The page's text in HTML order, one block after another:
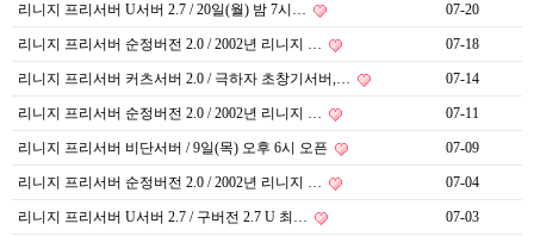
리니지 프리서버 U서버 2.7 / 20일(월) 밤 7시… 07-20
리니지 프리서버 순정버전 2.0 / 2002년 리니지 … 07-18
리니지 프리서버 커츠서버 2.0 / 극하자 초창기서버,… 07-14
리니지 프리서버 순정버전 2.0 / 2002년 리니지 … 07-11
리니지 프리서버 비단서버 / 9일(목) 오후 6시 오픈 07-09
리니지 프리서버 순정버전 2.0 / 2002년 리니지 … 07-04
리니지 프리서버 U서버 2.7 / 구버전 2.7 U 최… 07-03